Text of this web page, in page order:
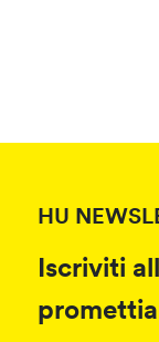
HU
Iscriviti